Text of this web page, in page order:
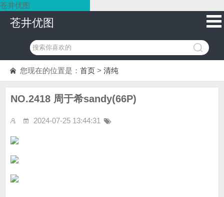
苍井优图
苍井优图
您现在的位置是： 首页 > 清纯
NO.2418 周于希sandy(66P)
2024-07-25 13:44:31